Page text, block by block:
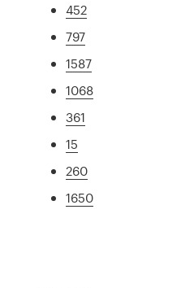
452
797
1587
1068
361
15
260
1650